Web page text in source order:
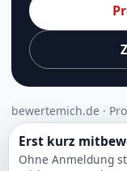
bewertemich.de ·
Erst kurz
Ohne Anmeldung